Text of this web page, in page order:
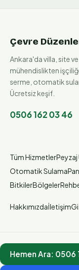
Çevre
Ankara'da villa, site
mühendislikten
serme, otomatik
Ücretsiz keşif.
0506 162 03 46
Tüm Hizmetler
Otomatik Sulama
BitkilerBölgeler
Hakkımızdaİletişim
Hemen Ara: 0506